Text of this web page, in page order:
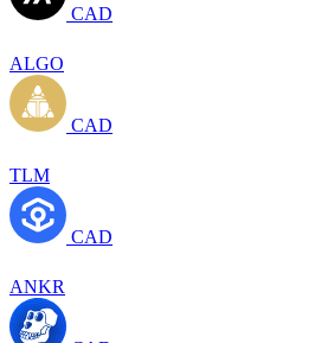
CAD
ALGO
CAD
TLM
CAD
ANKR